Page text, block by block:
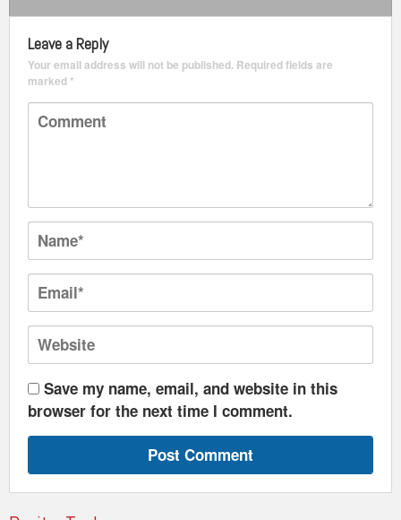
Leave a Reply
Your email address will not be published. Required fields are
marked*
Save my name, email, and website in this
browser for the next time I comment.